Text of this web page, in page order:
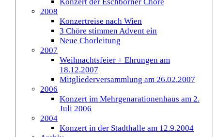
2008
Konzertreise nach Wien
3 Chöre stimmen Advent ein
Neue Chorleitung
2007
Weihnachtsfeier + Ehrungen am
18.12.2007
Mitgliederversammlung am 26.02.2007
2006
Konzert im Mehrgenarationenhaus am 2.
Juli 2006
2004
Konzert in der Stadthalle am 12.9.2004